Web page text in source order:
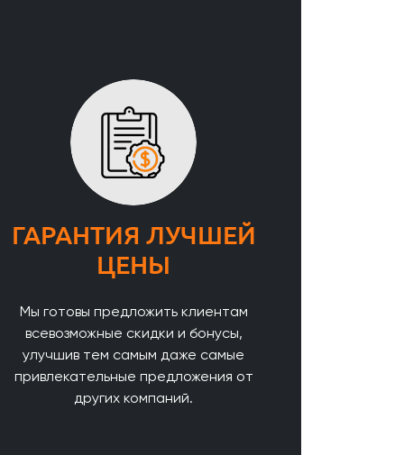
ГАРАНТИЯ ЛУЧШЕЙ
ЦЕНЫ
Мы готовы предложить клиентам
всевозможные скидки и бонусы,
улучшив тем самым даже самые
привлекательные предложения от
других компаний.